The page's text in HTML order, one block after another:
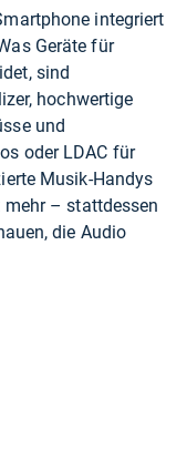
integriert
Geräte für
sind
hochwertige
und
oder LDAC für
Musik-Handys
mehr – stattdessen
die Audio